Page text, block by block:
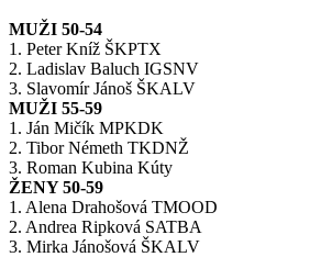
MUŽI 50-54
1. Peter Kníž ŠKPTX
2. Ladislav Baluch IGSNV
3. Slavomír Jánoš ŠKALV
MUŽI 55-59
1. Ján Mičík MPKDK
2. Tibor Németh TKDNŽ
3. Roman Kubina Kúty
ŽENY 50-59
1. Alena Drahošová TMOOD
2. Andrea Ripková SATBA
3. Mirka Jánošová ŠKALV